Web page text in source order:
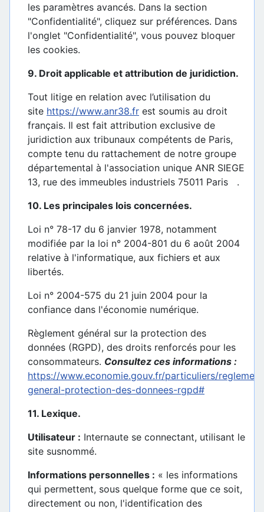
les paramètres avancés. Dans la section
"Confidentialité", cliquez sur préférences. Dans
l'onglet "Confidentialité", vous pouvez bloquer
les cookies.
9. Droit applicable et attribution de juridiction.
Tout litige en relation avec l’utilisation du
site https://www.anr38.fr est soumis au droit
français. Il est fait attribution exclusive de
juridiction aux tribunaux compétents de Paris,
compte tenu du rattachement de notre groupe
départemental à l'association unique ANR SIEGE
13, rue des immeubles industriels 75011 Paris .
10. Les principales lois concernées.
Loi n° 78-17 du 6 janvier 1978, notamment
modifiée par la loi n° 2004-801 du 6 août 2004
relative à l'informatique, aux fichiers et aux
libertés.
Loi n° 2004-575 du 21 juin 2004 pour la
confiance dans l'économie numérique.
Règlement général sur la protection des
données (RGPD), des droits renforcés pour les
consommateurs. Consultez ces informations :
https://www.economie.gouv.fr/particuliers/
general-protection-des-donnees-rgpd#
11. Lexique.
Utilisateur : Internaute se connectant, utilisant le
site susnommé.
Informations personnelles : « les informations
qui permettent, sous quelque forme que ce soit,
directement ou non, l'identification des